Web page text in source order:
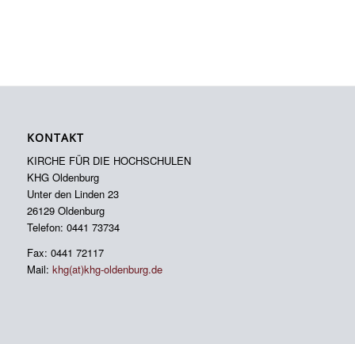
KONTAKT
KIRCHE FÜR DIE HOCHSCHULEN
KHG Oldenburg
Unter den Linden 23
26129 Oldenburg
Telefon: 0441 73734
Fax: 0441 72117
Mail: khg(at)khg-oldenburg.de